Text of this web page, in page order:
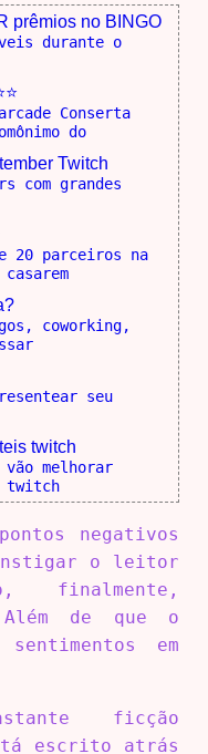
prêmios no BINGO
durante o
Conserta
do
Twitch
com grandes
20 parceiros na
coworking,
seu
twitch
vão melhorar
twitch
pontos negativos
instigar o leitor
finalmente,
de que o
em
ficção
escrito atrás